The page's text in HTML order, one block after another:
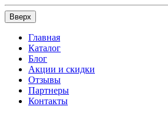
Вверх
Главная
Каталог
Блог
Акции и скидки
Отзывы
Партнеры
Контакты